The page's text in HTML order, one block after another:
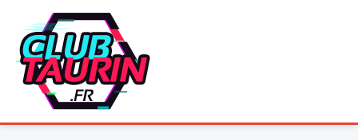
contenu